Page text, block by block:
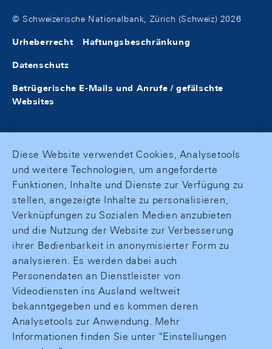
© Schweizerische Nationalbank, Zürich (Schweiz) 2026
Urheberrecht Haftungsbeschränkung
Datenschutz
Betrügerische E-Mails und Anrufe / gefälschte
Websites
Diese Website verwendet Cookies, Analysetools
und weitere Technologien, um angeforderte
Funktionen, Inhalte und Dienste zur Verfügung zu
stellen, angezeigte Inhalte zu personalisieren,
Verknüpfungen zu Sozialen Medien anzubieten
und die Nutzung der Website zur Verbesserung
ihrer Bedienbarkeit in anonymisierter Form zu
analysieren. Es werden dabei auch
Personendaten an Dienstleister von
Videodiensten ins Ausland weltweit
bekanntgegeben und es kommen deren
Analysetools zur Anwendung. Mehr
Informationen finden Sie unter "Einstellungen